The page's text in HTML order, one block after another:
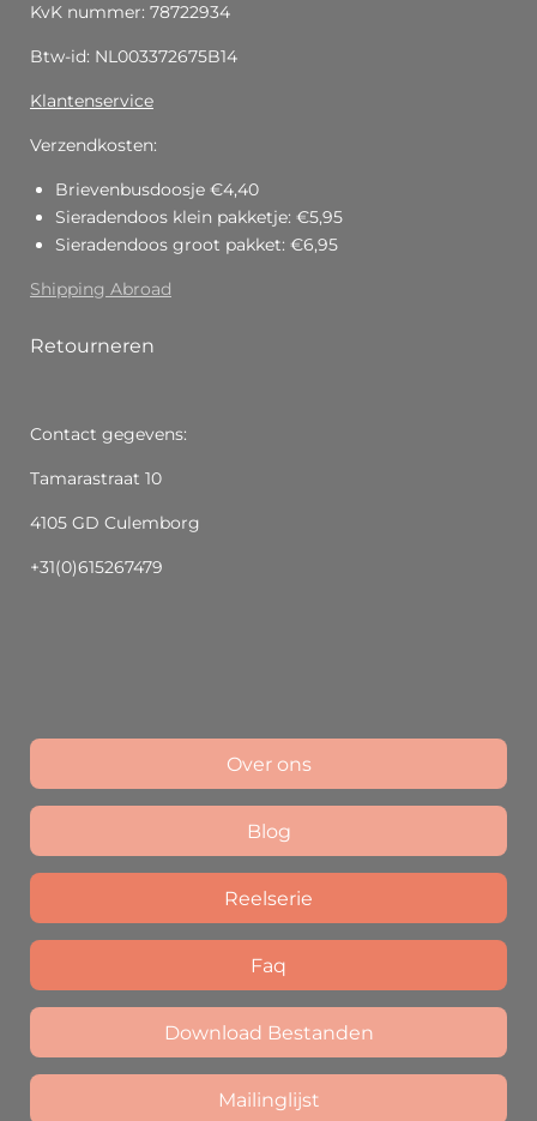
KvK nummer: 78722934
Btw-id: NL003372675B14
Klantenservice
Verzendkosten:
Brievenbusdoosje €4,40
Sieradendoos klein pakketje: €5,95
Sieradendoos groot pakket: €6,95
Shipping Abroad
Retourneren
Contact gegevens:
Tamarastraat 10
4105 GD Culemborg
+31(0)615267479
Over ons
Blog
Reelserie
Faq
Download Bestanden
Mailinglijst